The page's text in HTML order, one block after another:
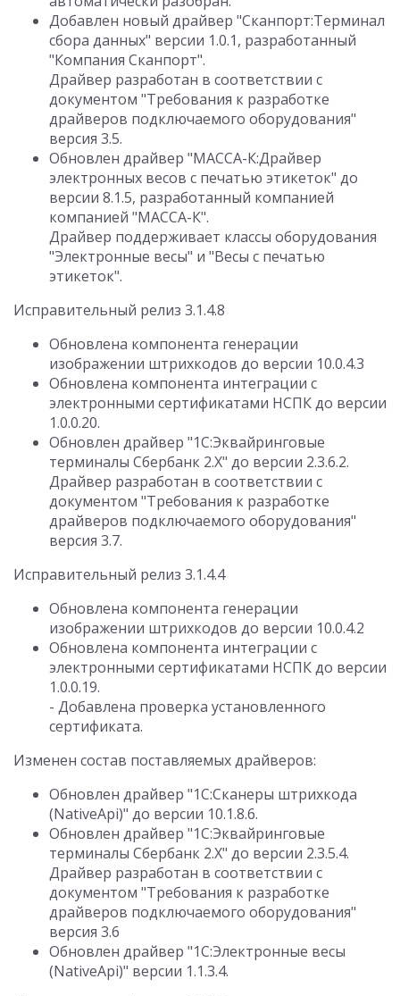
Добавлен новый драйвер "Сканпорт:Терминал
сбора данных" версии 1.0.1, разработанный
"Компания Сканпорт".
Драйвер разработан в соответствии с
документом "Требования к разработке
драйверов подключаемого оборудования"
версия 3.5.
Обновлен драйвер "МАССА-К:Драйвер
электронных весов с печатью этикеток" до
версии 8.1.5, разработанный компанией
компанией "МАССА-К".
Драйвер поддерживает классы оборудования
"Электронные весы" и "Весы с печатью
этикеток".
Исправительный релиз 3.1.4.8
Обновлена компонента генерации
изображении штрихкодов до версии 10.0.4.3
Обновлена компонента интеграции с
электронными сертификатами НСПК до версии
1.0.0.20.
Обновлен драйвер "1С:Эквайринговые
терминалы Сбербанк 2.Х" до версии 2.3.6.2.
Драйвер разработан в соответствии с
документом "Требования к разработке
драйверов подключаемого оборудования"
версия 3.7.
Исправительный релиз 3.1.4.4
Обновлена компонента генерации
изображении штрихкодов до версии 10.0.4.2
Обновлена компонента интеграции с
электронными сертификатами НСПК до версии
1.0.0.19.
- Добавлена проверка установленного
сертификата.
Изменен состав поставляемых драйверов:
Обновлен драйвер "1С:Сканеры штрихкода
(NativeApi)" до версии 10.1.8.6.
Обновлен драйвер "1С:Эквайринговые
терминалы Сбербанк 2.Х" до версии 2.3.5.4.
Драйвер разработан в соответствии с
документом "Требования к разработке
драйверов подключаемого оборудования"
версия 3.6
Обновлен драйвер "1С:Электронные весы
(NativeApi)" версии 1.1.3.4.